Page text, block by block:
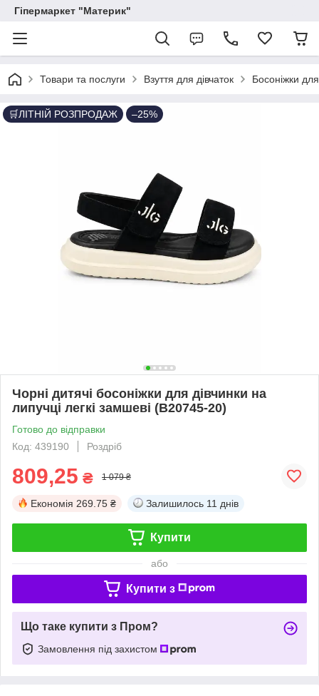
Гіпермаркет "Материк"
Товари та послуги Взуття для дівчаток Босоніжки для
🛒ЛІТНІЙ РОЗПРОДАЖ –25%
Чорні дитячі босоніжки для дівчинки на
липучці легкі замшеві (B20745-20)
Готово до відправки
Код: 439190
Роздріб
809,25 ₴ 1 079 ₴
Економія 269.75 ₴ Залишилось 11 днів
Купити
або
Купити з
Що таке купити з Пром?
Замовлення під захистом